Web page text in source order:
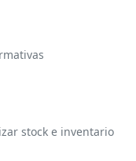
stock e inventario